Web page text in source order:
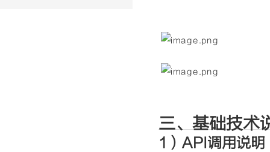
三、基础技术
1）API调用说明